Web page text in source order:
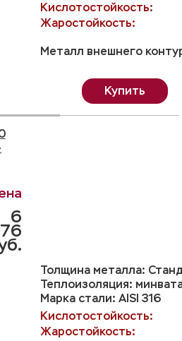
Кислотостойкость:
Жаростойкость:
Металл внешнего
Купить
Толщина металла:
Теплоизоляция:
Марка стали: AISI 316
Кислотостойкость:
Жаростойкость:
6